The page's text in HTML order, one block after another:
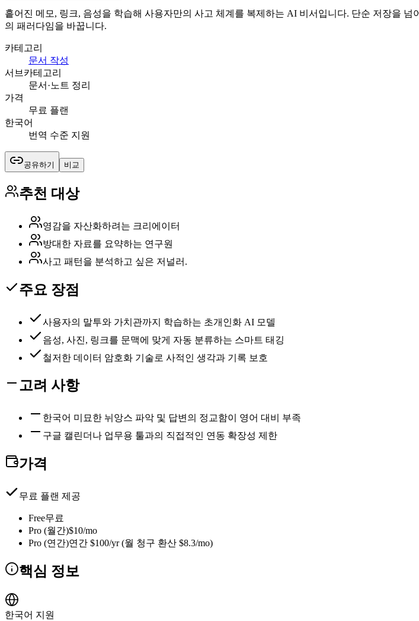
흩어진 메모, 링크, 음성을 학습해 사용자만의 사고 체계를 복제하는 AI 비서입니다. 단순 저장을
의 패러다임을 바꿉니다.
카테고리
문서 작성
서브카테고리
문서·노트 정리
가격
무료 플랜
한국어
번역 수준 지원
공유하기 비교
추천 대상
영감을 자산화하려는 크리에이터
방대한 자료를 요약하는 연구원
사고 패턴을 분석하고 싶은 저널러.
주요 장점
사용자의 말투와 가치관까지 학습하는 초개인화 AI 모델
음성, 사진, 링크를 문맥에 맞게 자동 분류하는 스마트 태깅
철저한 데이터 암호화 기술로 사적인 생각과 기록 보호
고려 사항
한국어 미묘한 뉘앙스 파악 및 답변의 정교함이 영어 대비 부족
구글 캘린더나 업무용 툴과의 직접적인 연동 확장성 제한
가격
무료 플랜 제공
Free무료
Pro (월간)$10/mo
Pro (연간)연간 $100/yr (월 청구 환산 $8.3/mo)
핵심 정보
한국어 지원